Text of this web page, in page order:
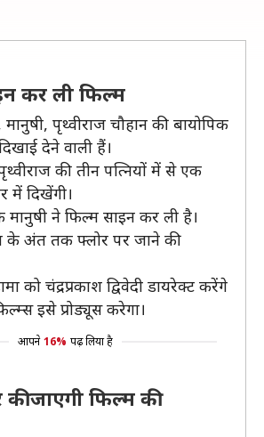
कर ली फिल्म
मानुषी, पृथ्वीराज चौहान की बायोपिक
देने वाली हैं।
की तीन पत्नियों में से एक
में दिखेंगी।
मानुषी ने फिल्म साइन कर ली है।
के अंत तक फ्लोर पर जाने की
को चंद्रप्रकाश द्विवेदी डायरेक्ट करेंगे
इसे प्रोड्यूस करेगा।
आपने 16% पढ़ लिया है
जाएगी फिल्म की